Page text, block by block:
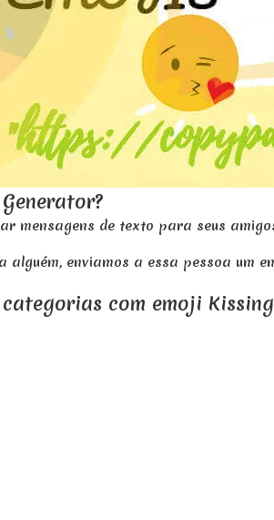
roxo , roxo - Emoji
, mau , mal , coração negro - Emoji
de coração , coração - Emoji
, diamante - Emoji
, pedra preciosa , gema , diamante -
Emoji
, flor - Emoji
casamento , capela - Emoji
mensagens de texto para seus
a alguém, enviamos a essa pessoa um
com emoji